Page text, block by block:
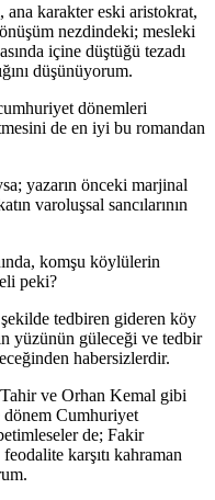
karakter eski aristokrat,
nezdindeki; mesleki
içine düştüğü tezadı
düşünüyorum.
dönemleri
de en iyi bu romandan
yazarın önceki marjinal
varoluşsal sancılarının
komşu köylülerin
peki?
tedbiren gideren köy
yüzünün güleceği ve tedbir
habersizlerdir.
ve Orhan Kemal gibi
dönem Cumhuriyet
de; Fakir
karşıtı kahraman